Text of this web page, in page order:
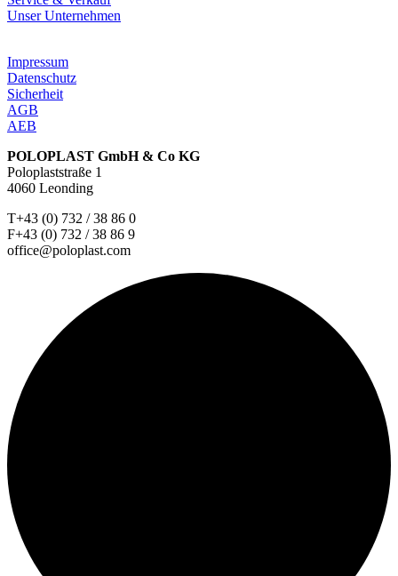
Unser Unternehmen
Impressum
Datenschutz
Sicherheit
AGB
AEB
POLOPLAST GmbH & Co KG
Poloplaststraße 1
4060 Leonding
T+43 (0) 732 / 38 86 0
F+43 (0) 732 / 38 86 9
office@poloplast.com